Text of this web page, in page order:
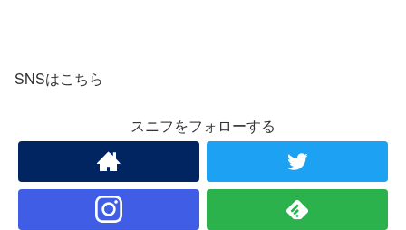
SNSはこちら
スニフをフォローする